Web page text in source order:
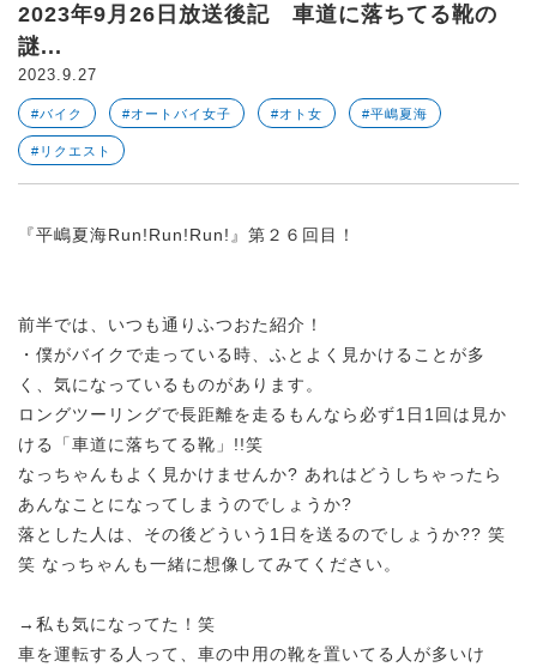
2023年9月26日放送後記 車道に落ちてる靴の
謎...
2023.9.27
#バイク #オートバイ女子 #オト女 #平嶋夏海
#リクエスト
『平嶋夏海Run!Run!Run!』第２６回目！
前半では、いつも通りふつおた紹介！
・僕がバイクで走っている時、ふとよく見かけることが多
く、気になっているものがあります。
ロングツーリングで長距離を走るもんなら必ず1日1回は見か
ける「車道に落ちてる靴」!!笑
なっちゃんもよく見かけませんか? あれはどうしちゃったら
あんなことになってしまうのでしょうか?
落とした人は、その後どういう1日を送るのでしょうか?? 笑
笑 なっちゃんも一緒に想像してみてください。
→私も気になってた！笑
車を運転する人って、車の中用の靴を置いてる人が多いけ